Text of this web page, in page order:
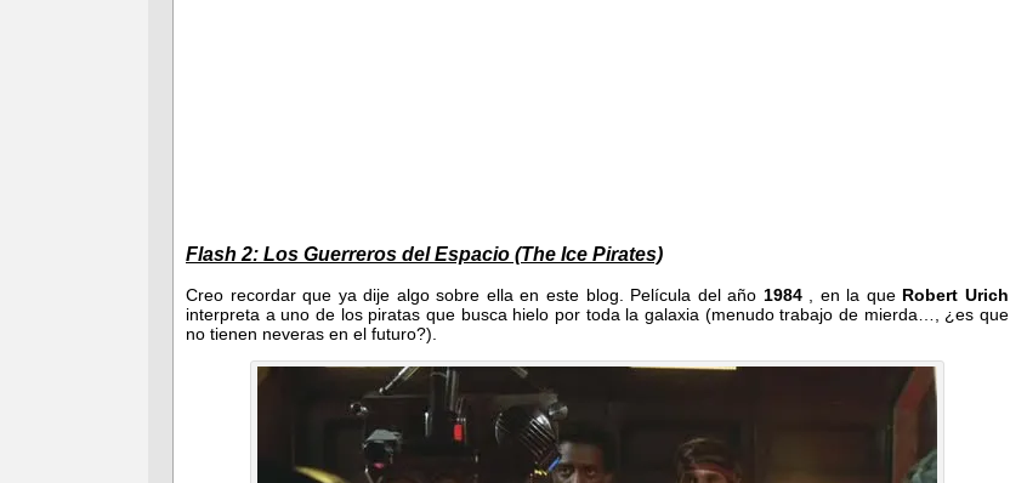
Flash 2: Los Guerreros del Espacio (The Ice Pirates)
Creo recordar que ya dije algo sobre ella en este blog. Película del año 1984, en la que Robert Urich
interpreta a uno de los piratas que busca hielo por toda la galaxia (menudo trabajo de mierda…, ¿es que
no tienen neveras en el futuro?).